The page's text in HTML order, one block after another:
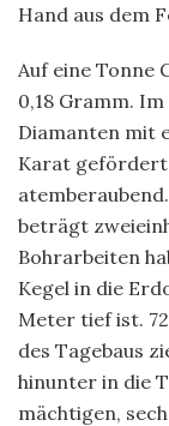
Hand aus dem
Auf eine Tonne
0,18 Gramm.
Diamanten mit
Karat
beträgt
Bohrarbeiten
Kegel in die
Meter tief ist.
des Tagebaus
hinunter in die
mächtigen,